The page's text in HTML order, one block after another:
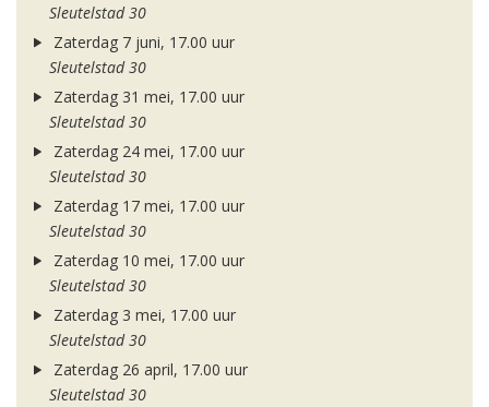
Sleutelstad 30
Zaterdag 7 juni, 17.00 uur
Sleutelstad 30
Zaterdag 31 mei, 17.00 uur
Sleutelstad 30
Zaterdag 24 mei, 17.00 uur
Sleutelstad 30
Zaterdag 17 mei, 17.00 uur
Sleutelstad 30
Zaterdag 10 mei, 17.00 uur
Sleutelstad 30
Zaterdag 3 mei, 17.00 uur
Sleutelstad 30
Zaterdag 26 april, 17.00 uur
Sleutelstad 30